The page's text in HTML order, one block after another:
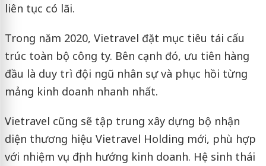
liên tục có lãi.
Trong năm 2020, Vietravel đặt mục tiêu tái cấu
trúc toàn bộ công ty. Bên cạnh đó, ưu tiên hàng
đầu là duy trì đội ngũ nhân sự và phục hồi từng
mảng kinh doanh nhanh nhất.
Vietravel cũng sẽ tập trung xây dựng bộ nhận
diện thương hiệu Vietravel Holding mới, phù hợp
với nhiệm vụ định hướng kinh doanh. Hệ sinh thái